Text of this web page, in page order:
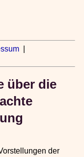
|
über die
der